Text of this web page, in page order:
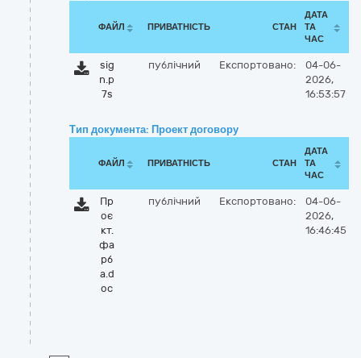
ФАЙЛ ПРИВАТНІСТЬ СТАН
ДАТА
ТА
ЧАС
sig
n.p
7s
публічний Експортовано:
04-06-
2026,
16:53:57
Тип документа: Проект договору
ФАЙЛ ПРИВАТНІСТЬ СТАН
ДАТА
ТА
ЧАС
Пр
оє
кт.
фа
рб
а.d
oc
публічний Експортовано:
04-06-
2026,
16:46:45